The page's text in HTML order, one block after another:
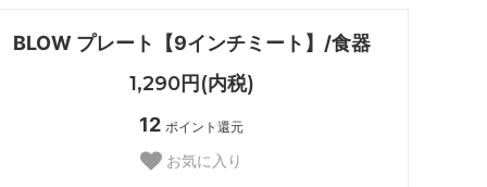
BLOW プレート【9インチミート】/食器
1,290円(内税)
12 ポイント還元
お気に入り